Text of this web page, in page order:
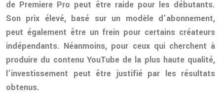
de Premiere Pro peut être raide pour les débutants.
Son prix élevé, basé sur un modèle d’abonnement,
peut également être un frein pour certains créateurs
indépendants. Néanmoins, pour ceux qui cherchent à
produire du contenu YouTube de la plus haute qualité,
l’investissement peut être justifié par les résultats
obtenus.